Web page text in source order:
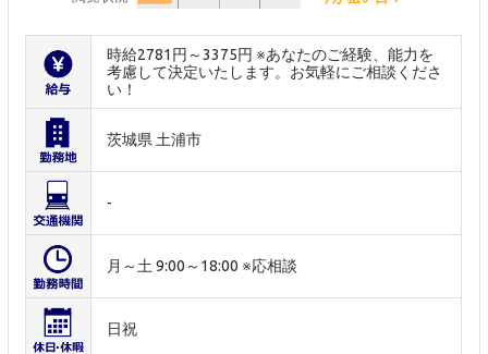
時給2781円～3375円 ※あなたのご経験、能力を
考慮して決定いたします。お気軽にご相談くださ
い！
茨城県 土浦市
-
月～土 9:00～18:00 ※応相談
日祝